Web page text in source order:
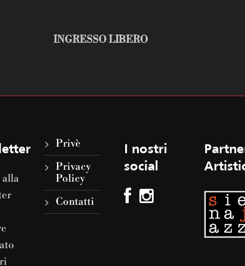
INGRESSO LIBERO
Privè
Privacy
Policy
Contatti
I nostri
social